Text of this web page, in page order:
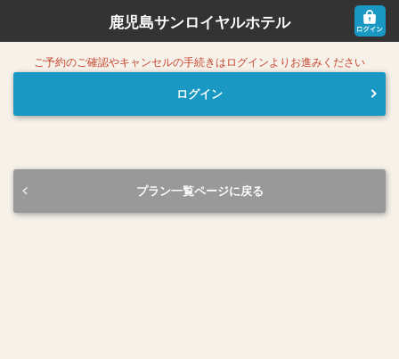
鹿児島サンロイヤルホテル
ご予約のご確認やキャンセルの手続きはログインよりお進みください
ログイン
プラン一覧ページに戻る